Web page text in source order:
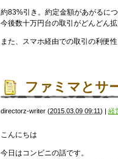
約83%引き。約定金額があがるに
今後数十万円台の取引がどんどん
また、スマホ経由での取引の利便
ファミマとサ
directorz-writer (2015.03.09 09:11) | 経
こんにちは
今日はコンビニの話です。